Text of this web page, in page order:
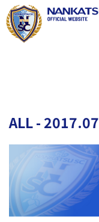
ALL - 2017.07